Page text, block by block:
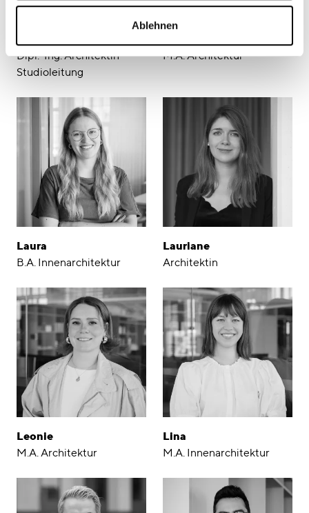
Ablehnen
Dipl.-Ing. Architektin
Studioleitung
M.A. Architektur
Laura
B.A. Innenarchitektur
Lauriane
Architektin
Leonie
M.A. Architektur
Lina
M.A. Innenarchitektur